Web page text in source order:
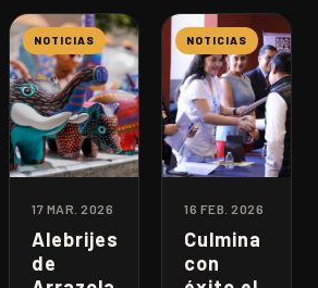
NOTICIAS
17 MAR. 2026
Alebrijes
de
NOTICIAS
16 FEB. 2026
Culmina
con